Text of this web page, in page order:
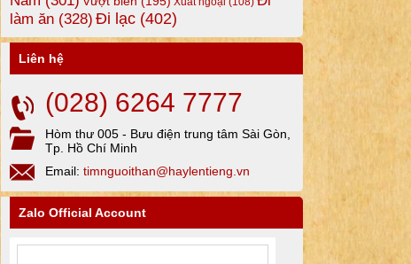
làm ăn (328) Đi lạc (402)
Liên hệ
(028) 6264 7777
Hòm thư 005 - Bưu điện trung tâm Sài Gòn,
Tp. Hồ Chí Minh
Email: timnguoithan@haylentieng.vn
Zalo Official Account